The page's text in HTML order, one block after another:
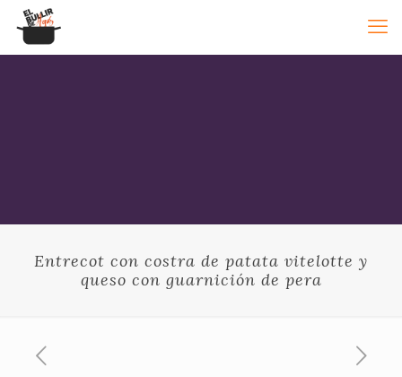
Entrecot con costra de patata vitelotte y
queso con guarnición de pera